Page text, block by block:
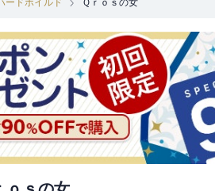
ードボイルド Ｑｒｏｓの女